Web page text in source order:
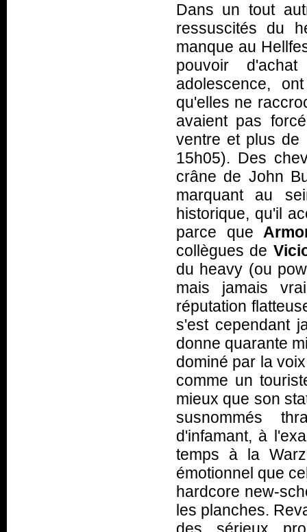
Dans un tout
ressuscités du
manque au
pouvoir
adolescence,
qu'elles ne
avaient pas
ventre et plus
15h05). Des
crâne de John
marquant au
historique, qu'il
parce que
collègues de
du heavy (ou
mais jamais
réputation
s'est cependant
donne quarante
dominé par la
comme un
mieux que son
susnommés
d'infamant, à
temps à la
émotionnel que
hardcore new-
les planches.